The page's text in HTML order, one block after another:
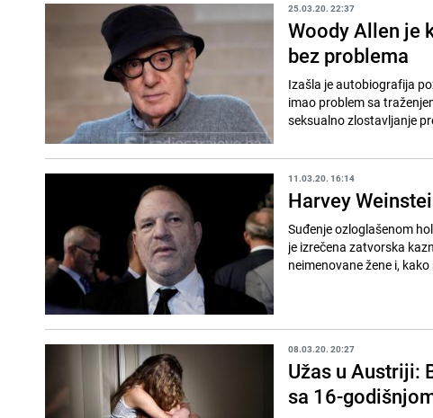
25.03.20. 22:37
Woody Allen je
bez problema
Izašla je autobiografija
imao problem sa
seksualno zlostavljanje
11.03.20. 16:14
Harvey
Suđenje ozloglašenom
je izrečena zatvorska
neimenovane žene i,
08.03.20. 20:27
Užas u Austriji:
sa 16-